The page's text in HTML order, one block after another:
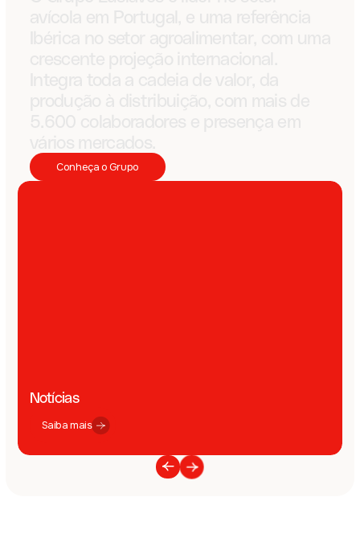
Conheça o Grupo
Notícias
Saiba mais